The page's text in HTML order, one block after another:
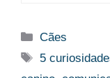
Categorias
Cães
Tags
5